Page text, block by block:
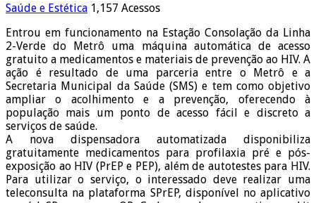
Saúde e Estética 1,157 Acessos
Entrou em funcionamento na Estação Consolação da Linha
2-Verde do Metrô uma máquina automática de acesso
gratuito a medicamentos e materiais de prevenção ao HIV. A
ação é resultado de uma parceria entre o Metrô e a
Secretaria Municipal da Saúde (SMS) e tem como objetivo
ampliar o acolhimento e a prevenção, oferecendo à
população mais um ponto de acesso fácil e discreto a
serviços de saúde.
A nova dispensadora automatizada disponibiliza
gratuitamente medicamentos para profilaxia pré e pós-
exposição ao HIV (PrEP e PEP), além de autotestes para HIV.
Para utilizar o serviço, o interessado deve realizar uma
teleconsulta na plataforma SPrEP, disponível no aplicativo